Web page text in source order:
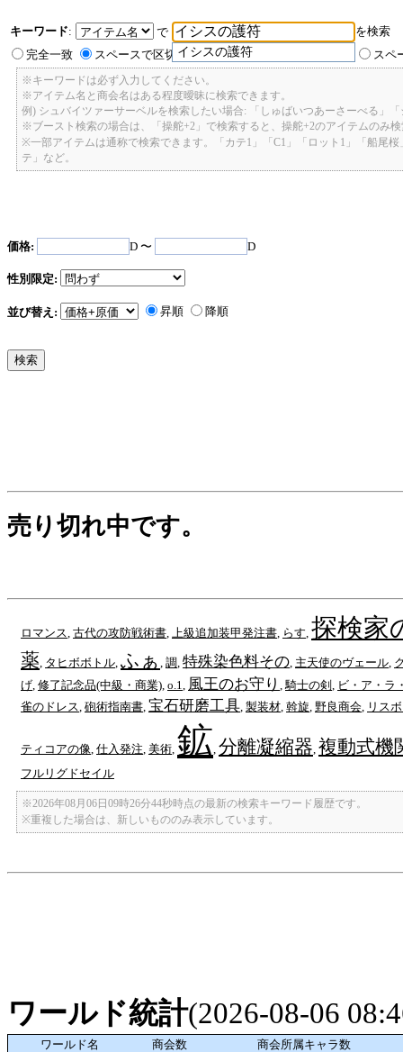
キーワード:
で
イシスの護符
を検索
完全一致
スペースで区切ったキーワードのいずれかを含む スペ
※キーワードは必ず入力してください。
※アイテム名と商会名はある程度曖昧に検索できます。
例) シュバイツァーサーベルを検索したい場合: 「しゅばいつあーさーべる」
※ブースト検索の場合は、「操舵+2」で検索すると、操舵+2のアイテムのみ
※一部アイテムは通称で検索できます。「カテ1」「C1」「ロット1」「船尾
テ」など。
価格: D 〜 D
性別限定:
並び替え: 昇順 降順
売り切れ中です。
ロマンス 古代の攻防戦術書 上級追加装甲発注書 らす 探検家
薬 タヒボボトル ふぁ 調 特殊染色料その 主天使のヴェール
げ 修了記念品(中級・商業) o.1 風王のお守り 騎士の剣 ビ・ア・ラ
雀のドレス 砲術指南書 宝石研磨工具 製装材 斡旋 野良商会 リス
ティコアの像 仕入発注 美術 鉱 分離凝縮器 複動式機
フルリグドセイル
※2026年08月06日09時26分44秒時点の最新の検索キーワード履歴です。
※重複した場合は、新しいもののみ表示しています。
ワールド統計(2026-08-06
ワールド名 商会数
商会所属キャラ数